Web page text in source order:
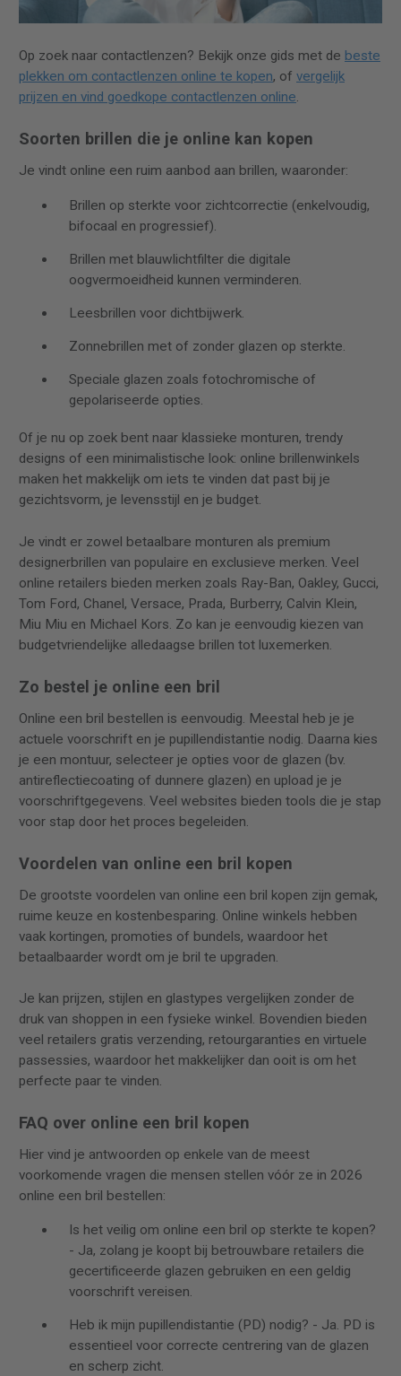
Op zoek naar contactlenzen? Bekijk onze gids met de beste
plekken om contactlenzen online te kopen, of vergelijk
prijzen en vind goedkope contactlenzen online.
Soorten brillen die je online kan kopen
Je vindt online een ruim aanbod aan brillen, waaronder:
Brillen op sterkte voor zichtcorrectie (enkelvoudig,
bifocaal en progressief).
Brillen met blauwlichtfilter die digitale
oogvermoeidheid kunnen verminderen.
Leesbrillen voor dichtbijwerk.
Zonnebrillen met of zonder glazen op sterkte.
Speciale glazen zoals fotochromische of
gepolariseerde opties.
Of je nu op zoek bent naar klassieke monturen, trendy
designs of een minimalistische look: online brillenwinkels
maken het makkelijk om iets te vinden dat past bij je
gezichtsvorm, je levensstijl en je budget.
Je vindt er zowel betaalbare monturen als premium
designerbrillen van populaire en exclusieve merken. Veel
online retailers bieden merken zoals Ray-Ban, Oakley, Gucci,
Tom Ford, Chanel, Versace, Prada, Burberry, Calvin Klein,
Miu Miu en Michael Kors. Zo kan je eenvoudig kiezen van
budgetvriendelijke alledaagse brillen tot luxemerken.
Zo bestel je online een bril
Online een bril bestellen is eenvoudig. Meestal heb je je
actuele voorschrift en je pupillendistantie nodig. Daarna kies
je een montuur, selecteer je opties voor de glazen (bv.
antireflectiecoating of dunnere glazen) en upload je je
voorschriftgegevens. Veel websites bieden tools die je stap
voor stap door het proces begeleiden.
Voordelen van online een bril kopen
De grootste voordelen van online een bril kopen zijn gemak,
ruime keuze en kostenbesparing. Online winkels hebben
vaak kortingen, promoties of bundels, waardoor het
betaalbaarder wordt om je bril te upgraden.
Je kan prijzen, stijlen en glastypes vergelijken zonder de
druk van shoppen in een fysieke winkel. Bovendien bieden
veel retailers gratis verzending, retourgaranties en virtuele
passessies, waardoor het makkelijker dan ooit is om het
perfecte paar te vinden.
FAQ over online een bril kopen
Hier vind je antwoorden op enkele van de meest
voorkomende vragen die mensen stellen vóór ze in 2026
online een bril bestellen:
Is het veilig om online een bril op sterkte te kopen?
- Ja, zolang je koopt bij betrouwbare retailers die
gecertificeerde glazen gebruiken en een geldig
voorschrift vereisen.
Heb ik mijn pupillendistantie (PD) nodig? - Ja. PD is
essentieel voor correcte centrering van de glazen
en scherp zicht.